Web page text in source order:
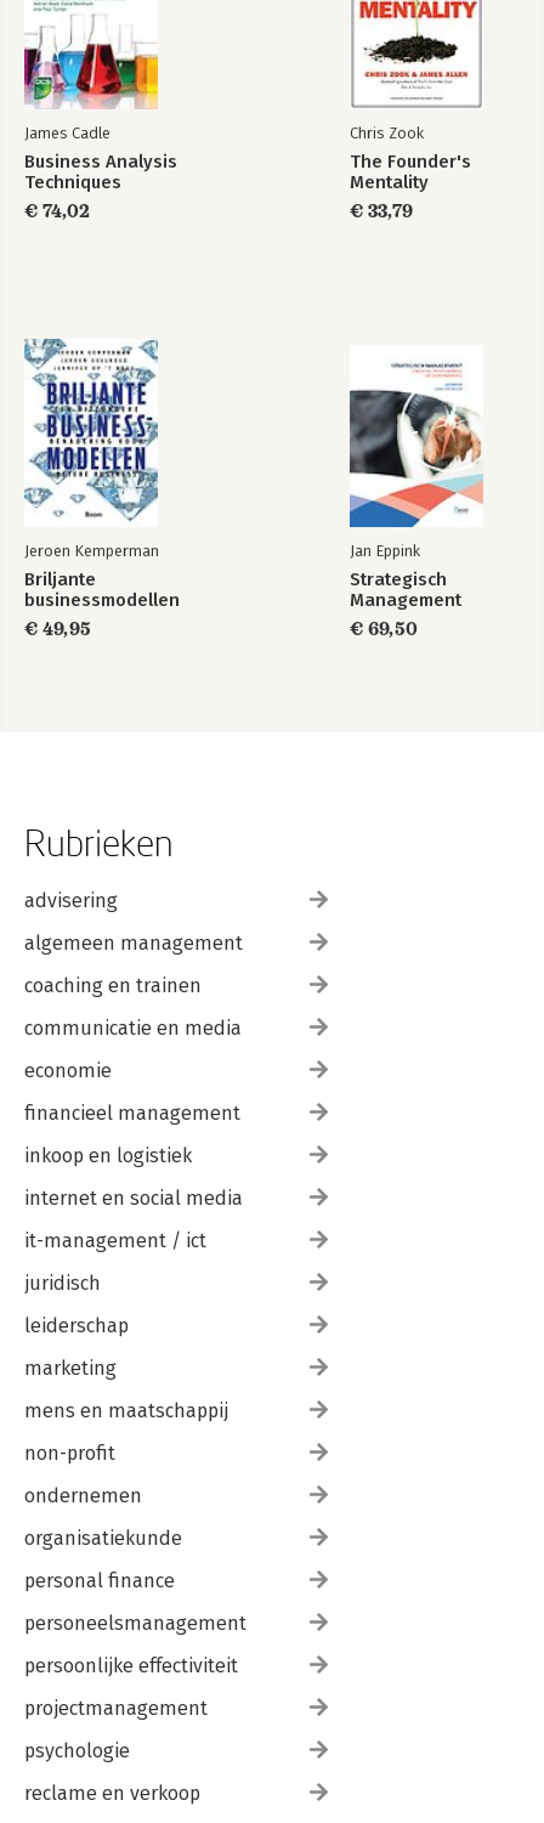
De toekomst van de
GGZ, de GGZ van de
toekomst
Klein binnen Groot
Bekijk alle boeken
James Cadle
Business Analysis
Techniques
€ 74,02
Chris Zook
The Founder's
Mentality
€ 33,79
Jeroen Kemperman
Briljante
businessmodellen
€ 49,95
Jan Eppink
Strategisch
Management
€ 69,50
Rubrieken
advisering
algemeen management
coaching en trainen
communicatie en media
economie
financieel management
inkoop en logistiek
internet en social media
it-management / ict
juridisch
leiderschap
marketing
mens en maatschappij
non-profit
ondernemen
organisatiekunde
personal finance
personeelsmanagement
persoonlijke effectiviteit
projectmanagement
psychologie
reclame en verkoop